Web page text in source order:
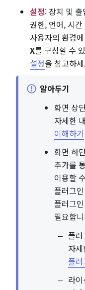
설정: 장치 및
권한, 언어, 시
사용자의 환경
X를 구성할 수
설정을 참고하
알아두기
화면 상
자세한
이해하기
화면 하
추가를
이용할
플러그
플러그
필요합
플
자
플
라